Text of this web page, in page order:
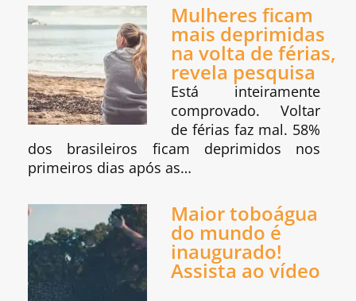
Mulheres ficam
mais deprimidas
na volta de férias,
revela pesquisa
Está inteiramente
comprovado. Voltar
de férias faz mal. 58%
dos brasileiros ficam deprimidos nos
primeiros dias após as…
Maior toboágua
do mundo é
inaugurado!
Assista ao vídeo